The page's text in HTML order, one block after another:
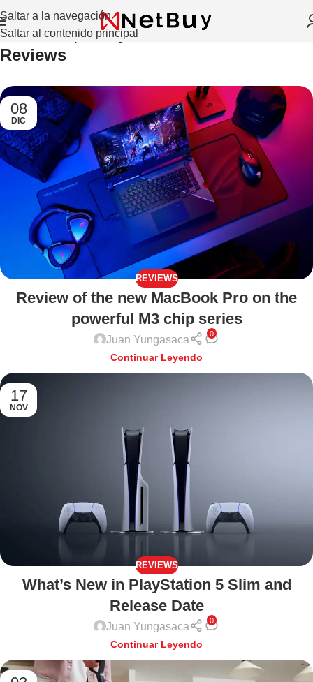
Saltar a la navegación
Saltar al contenido principal
Inicio/ Archivo por categoría “Reviews”
Reviews
08
DIC
REVIEWS
Review of the new MacBook Pro on the
powerful M3 chip series
Juan Yungasaca
0
Continuar Leyendo
17
NOV
REVIEWS
What’s New in PlayStation 5 Slim and
Release Date
Juan Yungasaca
0
Continuar Leyendo